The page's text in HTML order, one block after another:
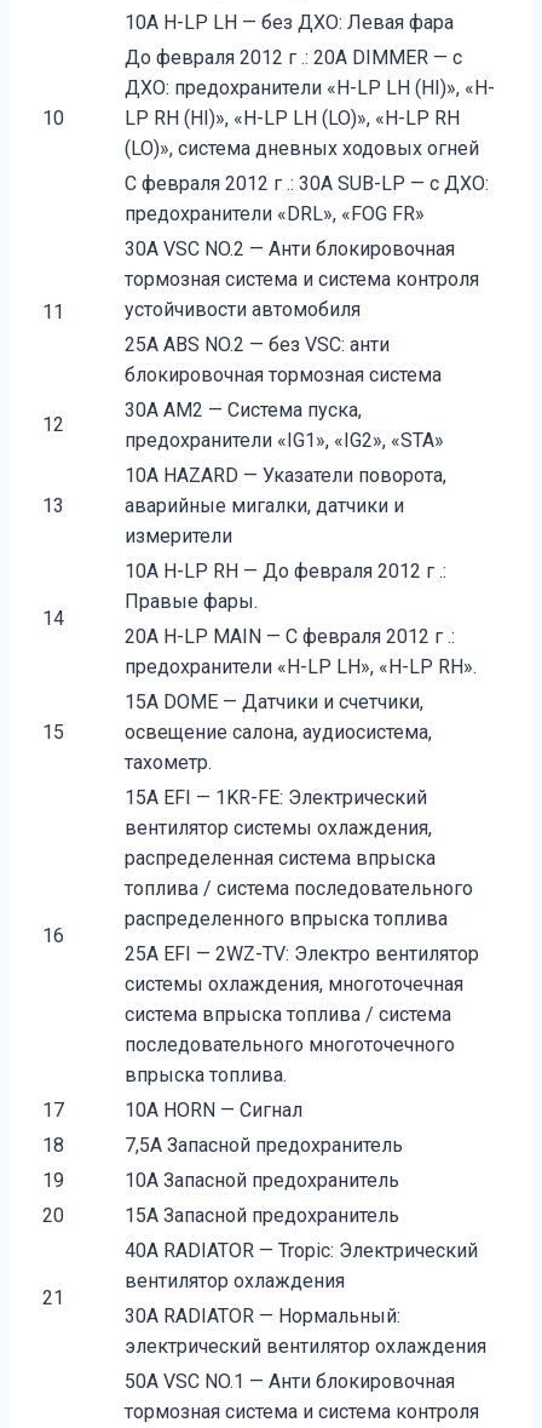
10
10A H-LP LH — без ДХО: Левая фара
До февраля 2012 г .: 20A DIMMER — с
ДХО: предохранители «H-LP LH (HI)», «H-
LP RH (HI)», «H-LP LH (LO)», «H-LP RH
(LO)», система дневных ходовых огней
С февраля 2012 г .: 30A SUB-LP — с ДХО:
предохранители «DRL», «FOG FR»
11
30A VSC NO.2 — Анти блокировочная
тормозная система и система контроля
устойчивости автомобиля
25A ABS NO.2 — без VSC: анти
блокировочная тормозная система
12
30A AM2 — Система пуска,
предохранители «IG1», «IG2», «STA»
13
10A HAZARD — Указатели поворота,
аварийные мигалки, датчики и
измерители
14
10A H-LP RH — До февраля 2012 г .:
Правые фары.
20A H-LP MAIN — С февраля 2012 г .:
предохранители «H-LP LH», «H-LP RH».
15
15A DOME — Датчики и счетчики,
освещение салона, аудиосистема,
тахометр.
16
15A EFI — 1KR-FE: Электрический
вентилятор системы охлаждения,
распределенная система впрыска
топлива / система последовательного
распределенного впрыска топлива
25A EFI — 2WZ-TV: Электро вентилятор
системы охлаждения, многоточечная
система впрыска топлива / система
последовательного многоточечного
впрыска топлива.
17
10A HORN — Сигнал
18
7,5A Запасной предохранитель
19
10A Запасной предохранитель
20
15A Запасной предохранитель
21
40A RADIATOR — Tropic: Электрический
вентилятор охлаждения
30A RADIATOR — Нормальный:
электрический вентилятор охлаждения
50A VSC NO.1 — Анти блокировочная
тормозная система и система контроля